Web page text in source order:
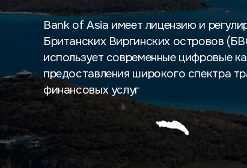
Bank of Asia имеет лицензию и
Британских Виргинских островов
использует современные цифровые
предоставления широкого спектра
финансовых услуг